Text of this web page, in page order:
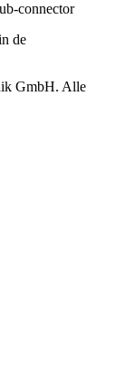
connector
de
GmbH. Alle